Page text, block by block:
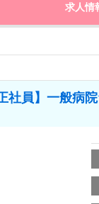
求人情
社員】一般病